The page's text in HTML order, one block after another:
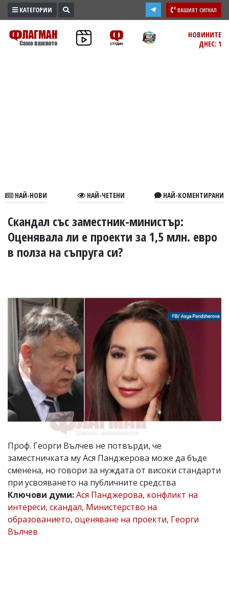
ПРОМО
ЗОНА
В
УКРАЙНА
СПОРТ
Управители:
Веселин
Василев,
email:
v.vasilev@flagman.bg
Катя
Касабова,
еmail:k.kassabova@flagman.bg
Главен
редактор:
Иван
email:
office@flagman.bg
Коментарите
статиите
се
въвеждат
читателите
и
КАТЕГОРИИ ВАШИЯТ СИГНАЛ
НОВИНИТЕ
ДНЕС: 1
НАЙ-НОВИ НАЙ-ЧЕТЕНИ НАЙ-КОМЕНТИРАНИ
Скандал със заместник-министър:
Оценявала ли е проекти за 1,5 млн. евро
в полза на съпруга си?
Проф. Георги Вълчев не потвърди, че
заместничката му Ася Панджерова може да бъде
сменена, но говори за нуждата от високи стандарти
при усвояването на публичните средства
Ключови думи:Ася Панджерова, конфликт на
интереси, скандал, Министерство на
образованието, оценяване на проекти, Георги
Вълчев